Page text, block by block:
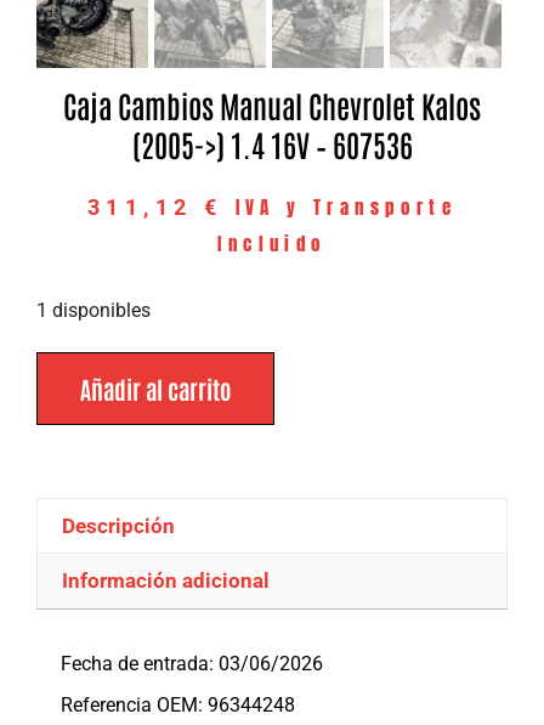
Caja Cambios Manual Chevrolet Kalos
(2005->) 1.4 16V – 607536
311,12 €
IVA y Transporte
Incluido
1 disponibles
Añadir al carrito
Descripción
Información adicional
Fecha de entrada: 03/06/2026
Referencia OEM: 96344248